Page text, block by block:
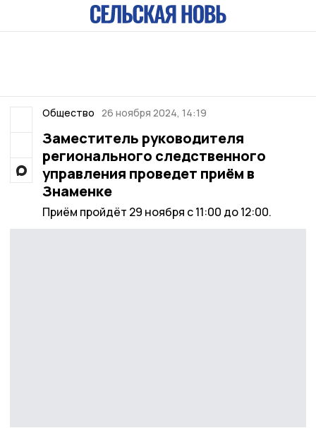
Общество 26 ноября 2024, 14:19
Заместитель руководителя
регионального следственного
управления проведет приём в
Знаменке
Приём пройдёт 29 ноября с 11:00 до 12:00.